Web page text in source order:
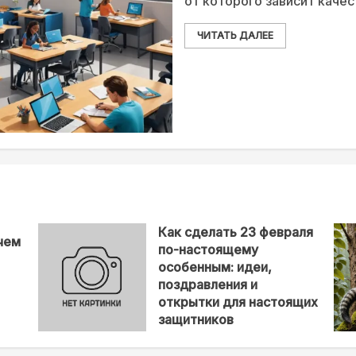
ЧИТАТЬ ДАЛЕЕ
Как сделать 23 февраля
по-настоящему
особенным: идеи,
поздравления и
открытки для настоящих
защитников